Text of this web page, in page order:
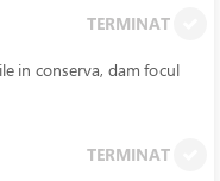
TERMINAT
in conserva, dam focul
TERMINAT